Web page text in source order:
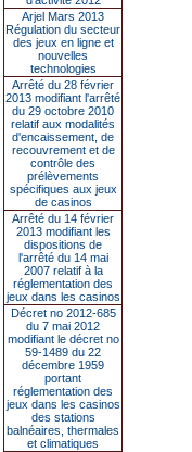
Arjel Mars 2013
Régulation du secteur
des jeux en ligne et
nouvelles
technologies
Arrêté du 28 février
2013 modifiant l'arrêté
du 29 octobre 2010
relatif aux modalités
d'encaissement, de
recouvrement et de
contrôle des
prélèvements
spécifiques aux jeux
de casinos
Arrêté du 14 février
2013 modifiant les
dispositions de
l'arrêté du 14 mai
2007 relatif à la
réglementation des
jeux dans les casinos
Décret no 2012-685
du 7 mai 2012
modifiant le décret no
59-1489 du 22
décembre 1959
portant
réglementation des
jeux dans les casinos
des stations
balnéaires, thermales
et climatiques